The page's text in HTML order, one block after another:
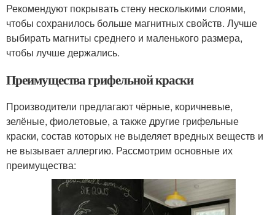
Рекомендуют покрывать стену несколькими слоями,
чтобы сохранилось больше магнитных свойств. Лучше
выбирать магниты среднего и маленького размера,
чтобы лучше держались.
Преимущества грифельной краски
Производители предлагают чёрные, коричневые,
зелёные, фиолетовые, а также другие грифельные
краски, состав которых не выделяет вредных веществ и
не вызывает аллергию. Рассмотрим основные их
преимущества: